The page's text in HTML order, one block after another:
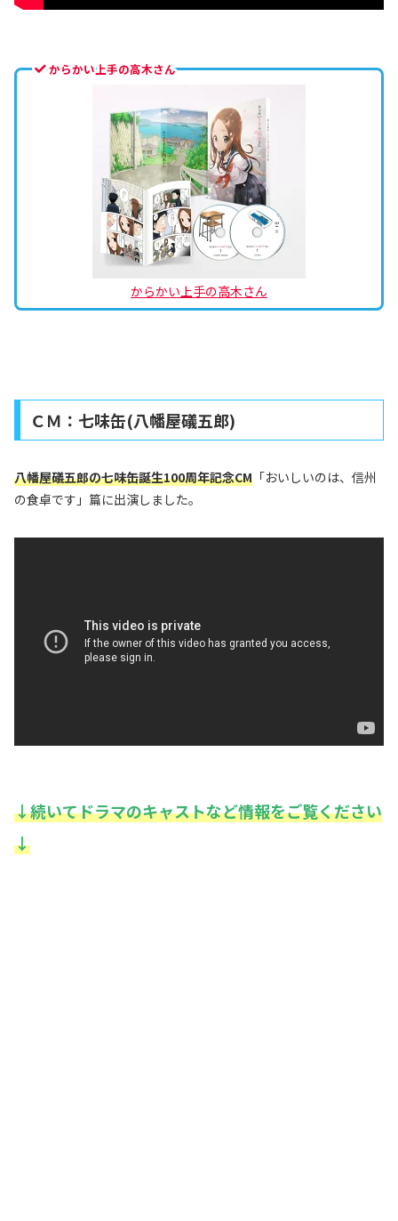
からかい上手の高木さん
からかい上手の高木さん
ＣＭ：七味缶(八幡屋礒五郎)
八幡屋礒五郎の七味缶誕生100周年記念CM 「おいしいのは、信州
の食卓です」篇に出演しました。
↓続いてドラマのキャストなど情報をご覧ください
↓